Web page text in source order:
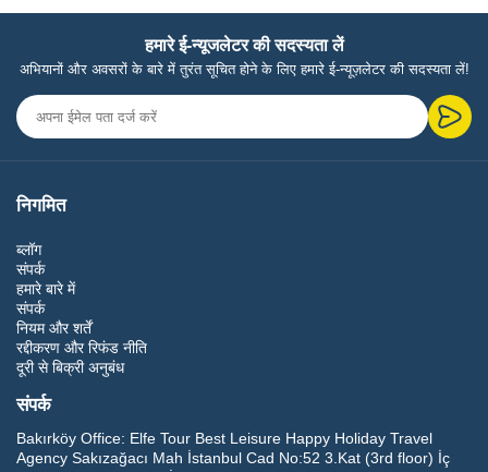
हमारे ई-न्यूजलेटर की सदस्यता लें
अभियानों और अवसरों के बारे में तुरंत सूचित होने के लिए हमारे ई-न्यूज़लेटर की सदस्यता लें!
निगमित
ब्लॉग
संपर्क
हमारे बारे में
संपर्क
नियम और शर्तें
रद्दीकरण और रिफंड नीति
दूरी से बिक्री अनुबंध
संपर्क
Bakırköy Office: Elfe Tour Best Leisure Happy Holiday Travel
Agency Sakızağacı Mah İstanbul Cad No:52 3.Kat (3rd floor) İç